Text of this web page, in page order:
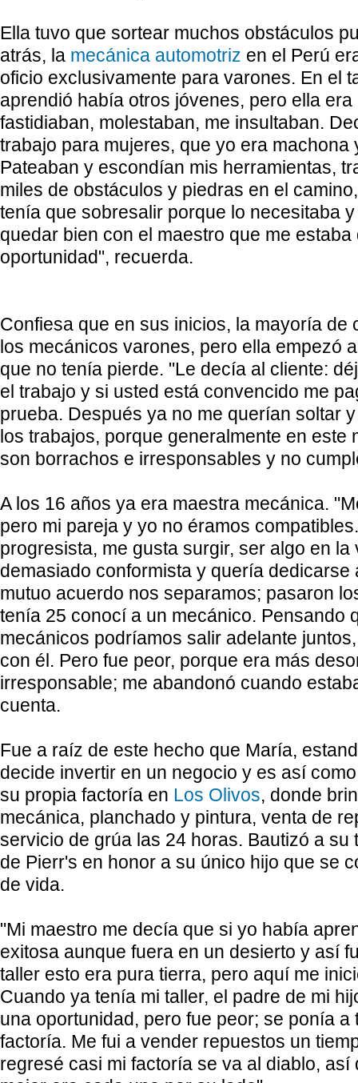
Ella tuvo que sortear muchos obstáculos
atrás, la mecánica automotriz en el Perú
oficio exclusivamente para varones. En el
aprendió había otros jóvenes, pero ella
fastidiaban, molestaban, me insultaban.
trabajo para mujeres, que yo era machona
Pateaban y escondían mis herramientas,
miles de obstáculos y piedras en el
tenía que sobresalir porque lo necesitaba
quedar bien con el maestro que me estaba
oportunidad", recuerda.
Confiesa que en sus inicios, la mayoría de
los mecánicos varones, pero ella empezó
que no tenía pierde. "Le decía al cliente:
el trabajo y si usted está convencido me
prueba. Después ya no me querían soltar
los trabajos, porque generalmente en este
son borrachos e irresponsables y no
A los 16 años ya era maestra mecánica.
pero mi pareja y yo no éramos
progresista, me gusta surgir, ser algo en la
demasiado conformista y quería dedicarse
mutuo acuerdo nos separamos; pasaron
tenía 25 conocí a un mecánico. Pensando
mecánicos podríamos salir adelante
con él. Pero fue peor, porque era más
irresponsable; me abandonó cuando
cuenta.
Fue a raíz de este hecho que María,
decide invertir en un negocio y es así
su propia factoría en Los Olivos, donde
mecánica, planchado y pintura, venta de
servicio de grúa las 24 horas. Bautizó a su
de Pierr's en honor a su único hijo que se
de vida.
"Mi maestro me decía que si yo había
exitosa aunque fuera en un desierto y así
taller esto era pura tierra, pero aquí me
Cuando ya tenía mi taller, el padre de mi
una oportunidad, pero fue peor; se ponía a
factoría. Me fui a vender repuestos un
regresé casi mi factoría se va al diablo, así